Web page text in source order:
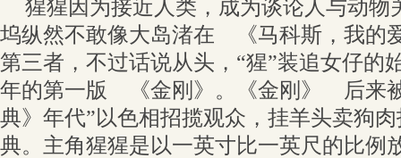
猩猩因为接近人类，成为谈论人与动物
坞纵然不敢像大岛渚在 《马科斯，我的
第三者，不过话说从头，“猩”装追女仔的
年的第一版 《金刚》。《金刚》 后来
典》年代”以色相招揽观众，挂羊头卖狗
典。主角猩猩是以一英寸比一英尺的比例